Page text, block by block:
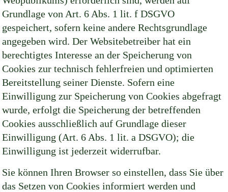
Grundlage von Art. 6 Abs. 1 lit. f DSGVO
gespeichert, sofern keine andere Rechtsgrundlage
angegeben wird. Der Websitebetreiber hat ein
berechtigtes Interesse an der Speicherung von
Cookies zur technisch fehlerfreien und optimierten
Bereitstellung seiner Dienste. Sofern eine
Einwilligung zur Speicherung von Cookies abgefragt
wurde, erfolgt die Speicherung der betreffenden
Cookies ausschließlich auf Grundlage dieser
Einwilligung (Art. 6 Abs. 1 lit. a DSGVO); die
Einwilligung ist jederzeit widerrufbar.
Sie können Ihren Browser so einstellen, dass Sie über
das Setzen von Cookies informiert werden und